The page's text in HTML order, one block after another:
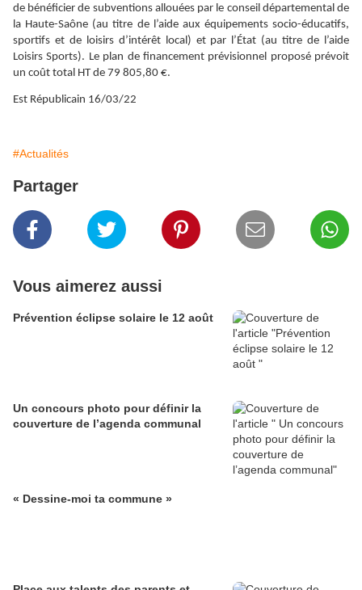
de bénéficier de subventions allouées par le conseil départemental de
la Haute-Saône (au titre de l’aide aux équipements socio-éducatifs,
sportifs et de loisirs d’intérêt local) et par l’État (au titre de l’aide
Loisirs Sports). Le plan de financement prévisionnel proposé prévoit
un coût total HT de 79 805,80 €.
Est Républicain 16/03/22
#Actualités
Partager
Vous aimerez aussi
Prévention éclipse solaire le 12 août
Un concours photo pour définir la
couverture de l’agenda communal
« Dessine-moi ta commune »